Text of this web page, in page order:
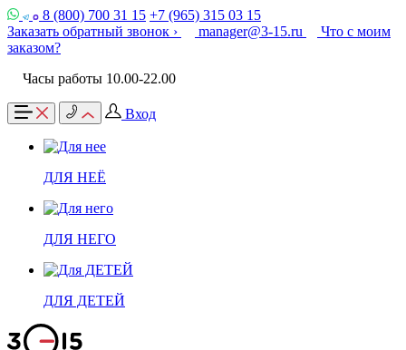
8 (800) 700 31 15 +7 (965) 315 03 15
Заказать обратный звонок ›
manager@3-15.ru
Что с моим
заказом?
Часы работы 10.00-22.00
Вход
ДЛЯ НЕЁ
ДЛЯ НЕГО
ДЛЯ ДЕТЕЙ